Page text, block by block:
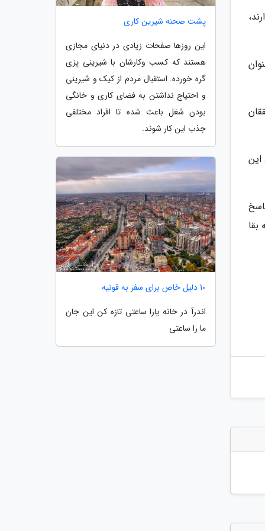
پشت صحنه شیرین کاری
این روزها صفحات زیادی در دنیای مجازی
هستند که کسب وکارشان با شیرینی پزی
گره خورده. استقبال مردم از کیک و شیرینی
و احتیاج نداشتن به فضای کاری و خانگی
بودن شغل باعث شده تا افراد مختلفی
جذب این کار شوند.
10 دلیل خاص برای سفر به قونیه
اندرآ در خانه یارا ساعتی تازه کن این جان
ما را ساعتی